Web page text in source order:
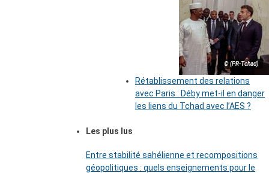
© (PR-Tchad)
Rétablissement des relations
avec Paris : Déby met-il en danger
les liens du Tchad avec l’AES ?
Les plus lus
Entre stabilité sahélienne et recompositions
géopolitiques : quels enseignements pour le